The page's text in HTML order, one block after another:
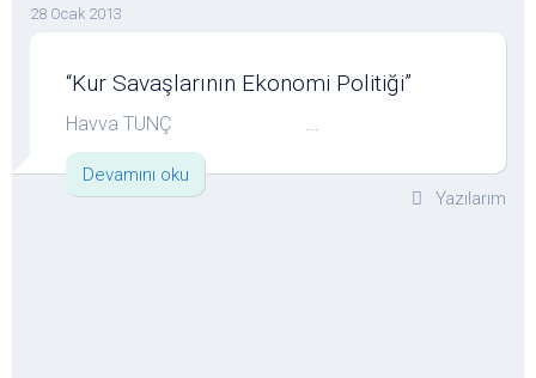
28 Ocak 2013
“Kur Savaşlarının Ekonomi Politiği”
Havva TUNÇ ...
Devamını oku
Yazılarım